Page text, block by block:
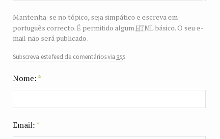
Mantenha-se no tópico, seja simpático e escreva em
português correcto. É permitido algum htmlbásico. O seu e-
mail não será publicado.
Subscreva este feed de comentários via rss
Nome: *
Email: *